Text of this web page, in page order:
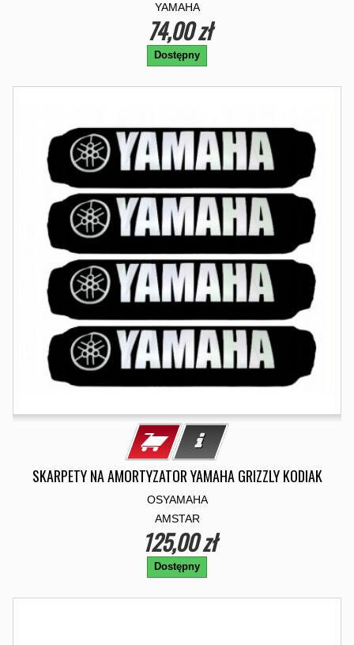
YAMAHA
74,00 zł
Dostępny
SKARPETY NA AMORTYZATOR YAMAHA GRIZZLY KODIAK
OSYAMAHA
AMSTAR
125,00 zł
Dostępny